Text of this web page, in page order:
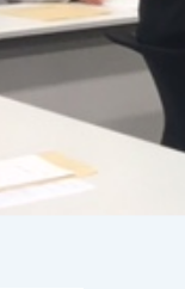
るりっけん